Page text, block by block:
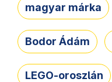
magyar márka
Bodor Ádám
LEGO-oroszlán